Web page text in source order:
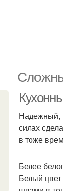
Надежный,
силах
в тоже
Белее
Белый